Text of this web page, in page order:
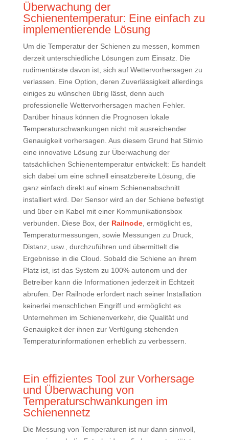
Überwachung der
Schienentemperatur: Eine einfach zu
implementierende Lösung
Um die Temperatur der Schienen zu messen, kommen
derzeit unterschiedliche Lösungen zum Einsatz. Die
rudimentärste davon ist, sich auf Wettervorhersagen zu
verlassen. Eine Option, deren Zuverlässigkeit allerdings
einiges zu wünschen übrig lässt, denn auch
professionelle Wettervorhersagen machen Fehler.
Darüber hinaus können die Prognosen lokale
Temperaturschwankungen nicht mit ausreichender
Genauigkeit vorhersagen. Aus diesem Grund hat Stimio
eine innovative Lösung zur Überwachung der
tatsächlichen Schienentemperatur entwickelt: Es handelt
sich dabei um eine schnell einsatzbereite Lösung, die
ganz einfach direkt auf einem Schienenabschnitt
installiert wird. Der Sensor wird an der Schiene befestigt
und über ein Kabel mit einer Kommunikationsbox
verbunden. Diese Box, der Railnode, ermöglicht es,
Temperaturmessungen, sowie Messungen zu Druck,
Distanz, usw., durchzuführen und übermittelt die
Ergebnisse in die Cloud. Sobald die Schiene an ihrem
Platz ist, ist das System zu 100% autonom und der
Betreiber kann die Informationen jederzeit in Echtzeit
abrufen. Der Railnode erfordert nach seiner Installation
keinerlei menschlichen Eingriff und ermöglicht es
Unternehmen im Schienenverkehr, die Qualität und
Genauigkeit der ihnen zur Verfügung stehenden
Temperaturinformationen erheblich zu verbessern.
Ein effizientes Tool zur Vorhersage
und Überwachung von
Temperaturschwankungen im
Schienennetz
Die Messung von Temperaturen ist nur dann sinnvoll,